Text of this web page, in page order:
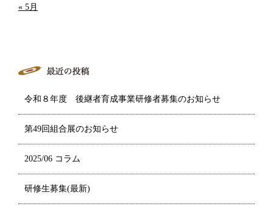
« 5月
令和８年度 後継者育成事業研修者募集のお知らせ
第49回組合展のお知らせ
2025/06 コラム
研修生募集(最新)